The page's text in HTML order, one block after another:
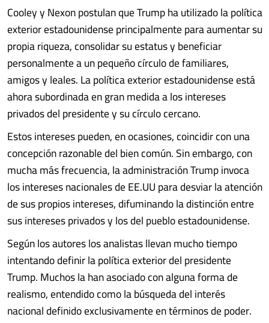
Cooley y Nexon postulan que Trump ha utilizado la política
exterior estadounidense principalmente para aumentar su
propia riqueza, consolidar su estatus y beneficiar
personalmente a un pequeño círculo de familiares,
amigos y leales. La política exterior estadounidense está
ahora subordinada en gran medida a los intereses
privados del presidente y su círculo cercano.
Estos intereses pueden, en ocasiones, coincidir con una
concepción razonable del bien común. Sin embargo, con
mucha más frecuencia, la administración Trump invoca
los intereses nacionales de EE.UU para desviar la atención
de sus propios intereses, difuminando la distinción entre
sus intereses privados y los del pueblo estadounidense.
Según los autores los analistas llevan mucho tiempo
intentando definir la política exterior del presidente
Trump. Muchos la han asociado con alguna forma de
realismo, entendido como la búsqueda del interés
nacional definido exclusivamente en términos de poder.